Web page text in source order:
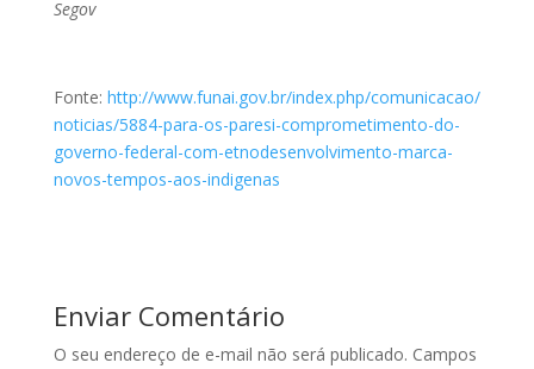
Segov
Fonte: http://www.funai.gov.br/index.php/comunicacao/
noticias/5884-para-os-paresi-comprometimento-do-
governo-federal-com-etnodesenvolvimento-marca-
novos-tempos-aos-indigenas
Enviar Comentário
O seu endereço de e-mail não será publicado. Campos